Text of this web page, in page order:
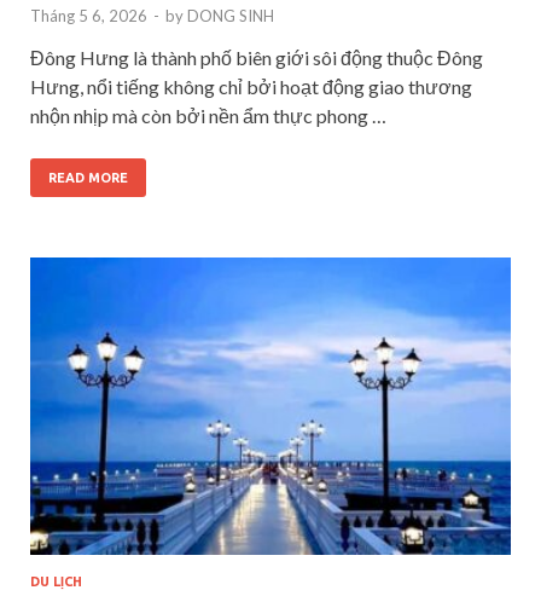
Tháng 5 6, 2026 - by DONG SINH
Đông Hưng là thành phố biên giới sôi động thuộc Đông
Hưng, nổi tiếng không chỉ bởi hoạt động giao thương
nhộn nhịp mà còn bởi nền ẩm thực phong …
READ MORE
DU LỊCH